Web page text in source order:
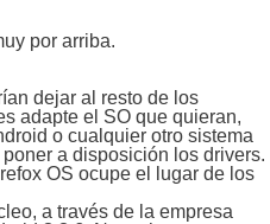
por arriba.
dejar al resto de los
adapte el SO que quieran,
o cualquier otro sistema
a disposición los drivers.
OS ocupe el lugar de los
a través de la empresa